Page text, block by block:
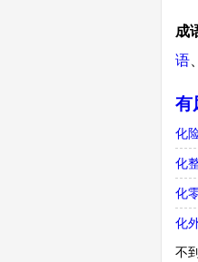
成
语
有
化
化
化
化
不